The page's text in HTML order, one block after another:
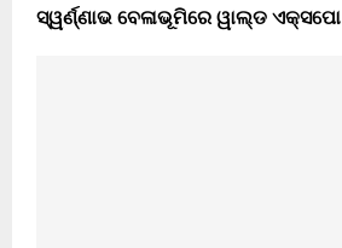
ସ୍ୱର୍ଣ୍ଣାଭ ବେଳାଭୂମିରେ ୱାଲ୍ଡ ଏକ୍ସପୋ